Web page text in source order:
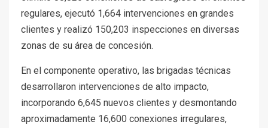
regulares, ejecutó 1,664 intervenciones en grandes
clientes y realizó 150,203 inspecciones en diversas
zonas de su área de concesión.
En el componente operativo, las brigadas técnicas
desarrollaron intervenciones de alto impacto,
incorporando 6,645 nuevos clientes y desmontando
aproximadamente 16,600 conexiones irregulares,